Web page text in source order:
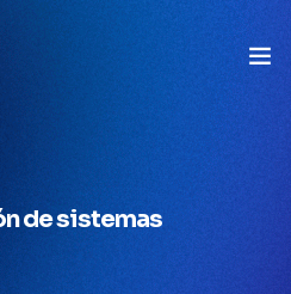
de sistemas